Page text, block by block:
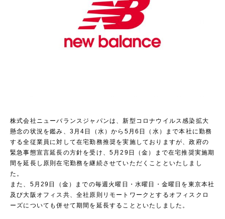
株式会社ニューバランスジャパンは、新型コロナウイルス感染拡大
懸念の状況を鑑み、3月4日（水）から5月6日（水）まで本社に勤務
する全従業員に対して在宅勤務推奨を実施しておりますが、政府の
緊急事態宣言延長の方針を受け、5月29日（金）まで在宅推奨実施期
間を延長し原則在宅勤務を継続させていただくことといたしまし
た。
また、5月29日（金）までの毎週火曜日・水曜日・金曜日を東京本社
及び大阪オフィス共、全社原則リモートワークとするオフィスクロ
ーズについても併せて期間を延長することといたしました。